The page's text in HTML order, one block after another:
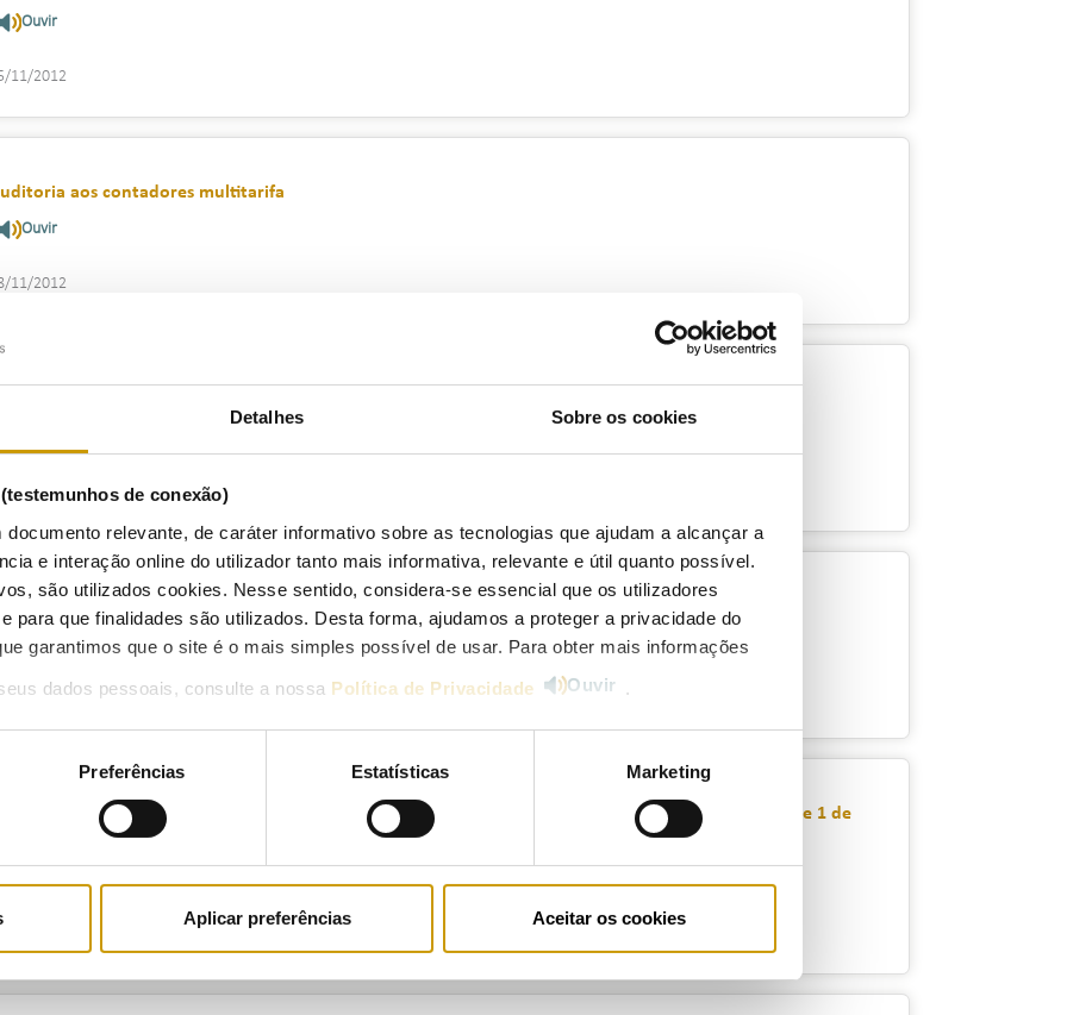
Detalhes Sobre os cookies
de conexão)
relevante, de caráter informativo sobre as tecnologias que ajudam a alcançar a
e interação online do utilizador tanto mais informativa, relevante e útil quanto possível.
são utilizados cookies. Nesse sentido, considera-se essencial que os utilizadores
para que finalidades são utilizados. Desta forma, ajudamos a proteger a privacidade do
garantimos que o site é o mais simples possível de usar. Para obter mais informações
dados pessoais, consulte a nossa Política de Privacidade Ouvir .
Preferências Estatísticas Marketing
Aplicar preferências Aceitar os cookies
Ouvir
11/2012
aos contadores multitarifa
Ouvir
11/2012
10/2012
Ouvir
10/2012
transitórias de Venda a Clientes Finais de Energia Elétrica e Gás Natural a vigorarem a partir de 1 de
de 2012